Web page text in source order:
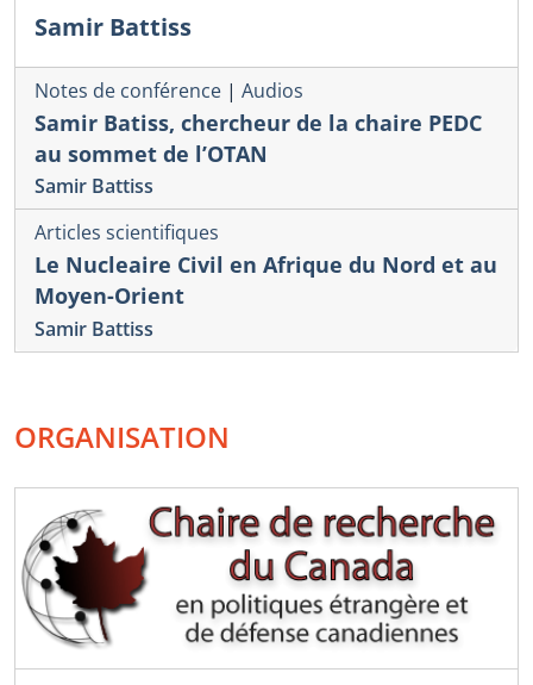
Samir Battiss
Notes de conférence | Audios
Samir Batiss, chercheur de la chaire PEDC
au sommet de l’OTAN
Samir Battiss
Articles scientifiques
Le Nucleaire Civil en Afrique du Nord et au
Moyen-Orient
Samir Battiss
ORGANISATION